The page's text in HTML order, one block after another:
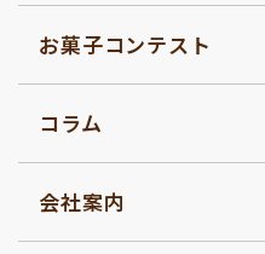
お菓子コンテスト
コラム
会社案内